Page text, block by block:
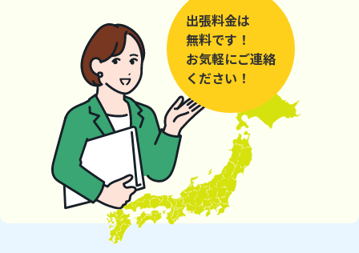
出張料金は
無料です！
お気軽にご連絡
ください！